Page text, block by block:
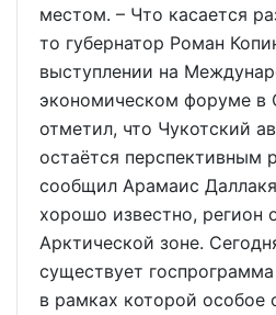
местом. – Что касается
то губернатор Роман
выступлении на
экономическом форуме в
отметил, что Чукотский
остаётся перспективным
сообщил Арамаис
хорошо известно, регион
Арктической зоне.
существует
в рамках которой особое